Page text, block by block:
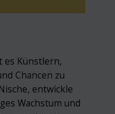
es Künstlern,
Chancen zu
entwickle
Wachstum und